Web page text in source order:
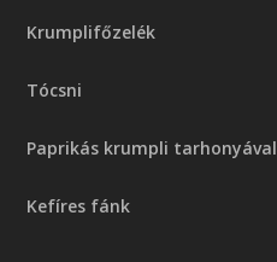
Krumplifőzelék
Tócsni
Paprikás krumpli tarhonyával
Kefíres fánk